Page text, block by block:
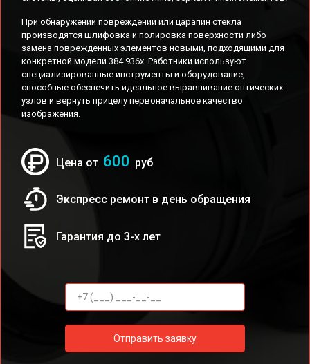
При обнаружении повреждений или царапин стекла
производятся шлифовка и полировка поверхности либо
замена поврежденных элементов новыми, подходящими для
конкретной модели 384 936x. Работники используют
специализированные инструменты и оборудование,
способные обеспечить идеальное выравнивание оптических
узлов и вернуть прицелу первоначальное качество
изображения.
Цена от 600 руб
Экспресс ремонт в день обращения
Гарантия до 3-х лет
Отправить заявку